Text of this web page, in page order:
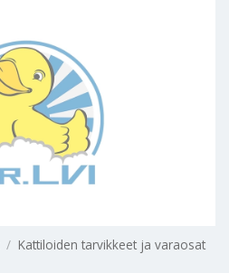
/ Kattiloiden tarvikkeet ja varaosat